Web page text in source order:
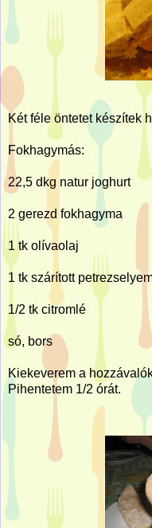
Két féle öntetet készítek
Fokhagymás:
22,5 dkg natur joghurt
2 gerezd fokhagyma
1 tk olívaolaj
1 tk szárított
1/2 tk citromlé
só, bors
Kiekeverem a
Pihentetem 1/2 órát.